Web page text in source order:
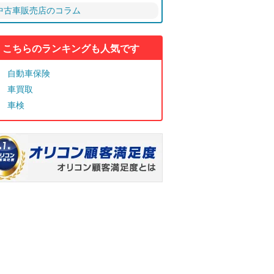
古車販売店のコラム
こちらのランキングも人気です
自動車保険
車買取
車検